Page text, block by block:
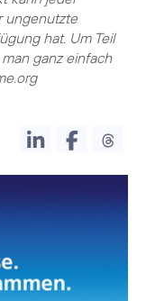
ungenutzte
hat. Um Teil
ganz einfach